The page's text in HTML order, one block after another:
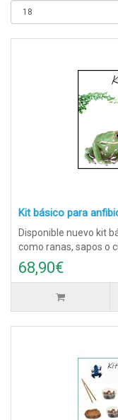
Kit básico para
Disponible nuevo kit
como ranas, sapos o
68,90€